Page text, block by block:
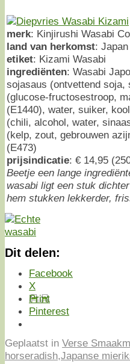
merk: Kinjirushi Wasabi
land van herkomst: Japan
etiket: Kizami Wasabi
ingrediënten: Wasabi
sojasaus (ontvettend soja,
(glucose-fructosestroop,
(E1440), water, suiker,
(chili, alcohol, water,
(kelp, zout, gebrouwen
(E473)
prijsindicatie: € 14,95
Beetje een lange
wasabi ligt een stuk
hem stukken lekkerder,
Dit delen:
Facebook
X
Print
Pinterest
Geplaatst in Verse
horseradish,Japanse